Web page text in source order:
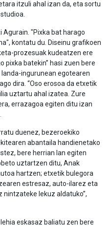
itzuli ahal izan da, eta sortu
"Pixka bat harago
kontatu du. Diseinu grafikoen
prozesuak kudeatzen ere
pixka batekin” hasi zuen bere
ingurunean egotearen
dira. “Oso erosoa da etxetik
uztartu ahal izatea. Zure
errazagoa egiten ditu izan
duenez, bezeroekiko
abantaila handienetako
bere herrian lan egiten
uztartzen ditu, Anak
hartzen; etxetik bulegora
estresaz, auto-ilarez eta
lekuz aldatuko”,
eskasaz baliatu zen bere